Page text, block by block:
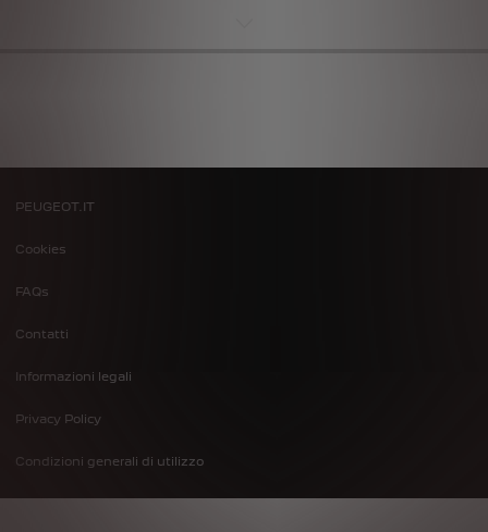
Footer
menu
PEUGEOT.IT
Cookies
FAQs
Contatti
Informazioni legali
Privacy Policy
Condizioni generali di utilizzo